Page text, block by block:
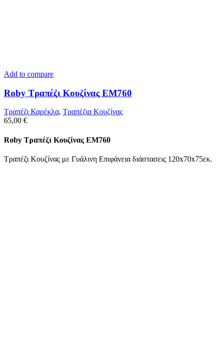
Add to compare
Roby Τραπέζι Κουζίνας ΕΜ760
Τραπέζι Καρέκλα, Tραπέζια Κουζίνας
65,00 €
Roby Τραπέζι Κουζίνας ΕΜ760
Τραπέζι Κουζίνας με Γυάλινη Επιφάνεια διάστασεις 120x70x75εκ.